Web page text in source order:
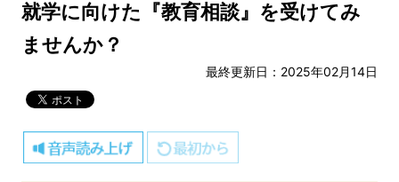
就学に向けた『教育相談』を受けてみ
ませんか？
最終更新日：2025年02月14日